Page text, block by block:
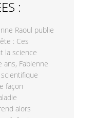
:
Raoul publie
: Ces
la science
Fabienne
façon
alors